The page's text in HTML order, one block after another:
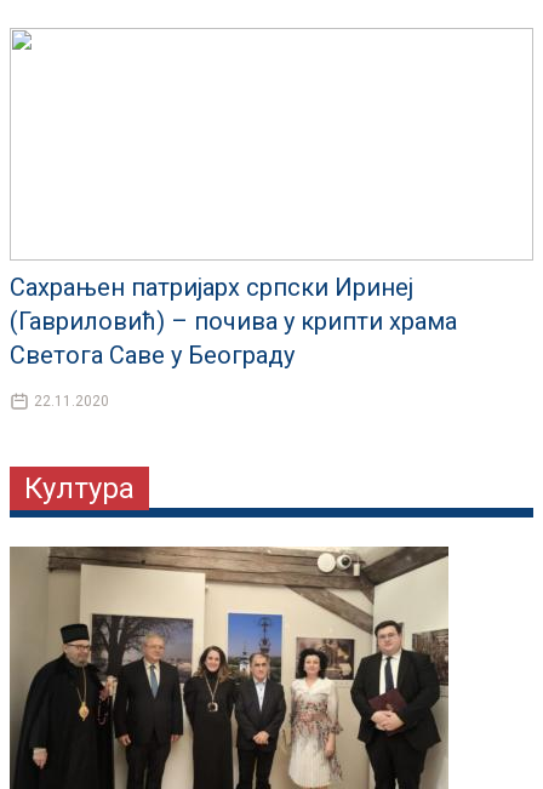
Сахрањен патријарх српски Иринеј
(Гавриловић) – почива у крипти храма
Светога Саве у Београду
22.11.2020
Култура